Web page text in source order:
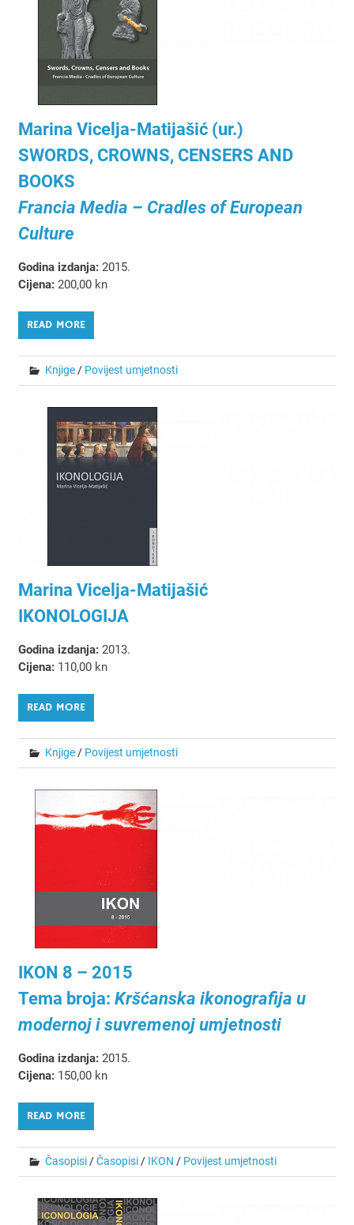
Marina Vicelja-Matijašić (ur.)
SWORDS, CROWNS, CENSERS AND
BOOKS
Francia Media – Cradles of European
Culture
Godina izdanja:2015.
Cijena:200,00 kn
READ MORE
Knjige/ Povijest umjetnosti
Marina Vicelja-Matijašić
IKONOLOGIJA
Godina izdanja:2013.
Cijena:110,00 kn
READ MORE
Knjige/ Povijest umjetnosti
IKON 8 – 2015
Tema broja: Kršćanska ikonografija u
modernoj i suvremenoj umjetnosti
Godina izdanja:2015.
Cijena:150,00 kn
READ MORE
Časopisi/Časopisi/ IKON / Povijest umjetnosti